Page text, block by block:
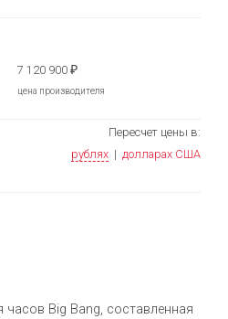
7 120 900 ₽
цена производителя
Пересчет цены в:
рублях | долларах США
часов Big Bang, составленная